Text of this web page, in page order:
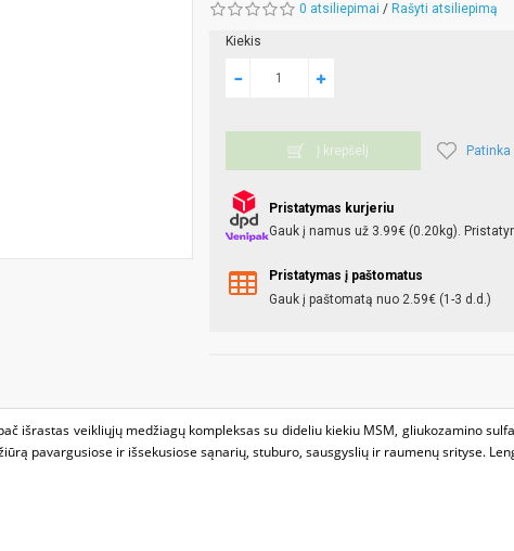
0 atsiliepimai / Rašyti atsiliepimą
Kiekis
Į krepšelį Patinka
Pristatymas kurjeriu
Gauk į namus už 3.99€ (0.20kg).
Pristatymas į paštomatus
Gauk į paštomatą nuo 2.59€ (1-3 d.d.)
išrastas veikliųjų medžiagų kompleksas su dideliu kiekiu MSM, gliukozamino
pavargusiose ir išsekusiose sąnarių, stuburo, sausgyslių ir raumenų srityse.